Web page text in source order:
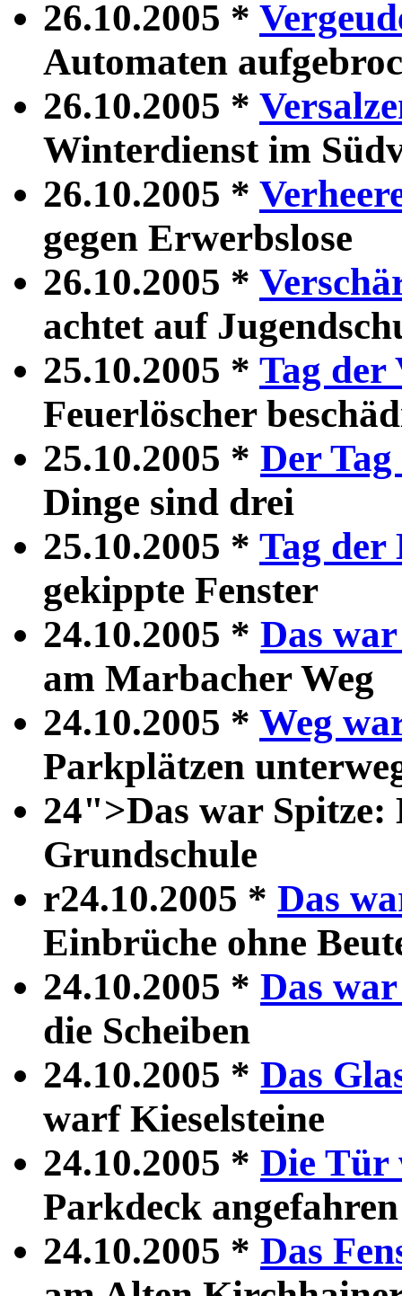
26.10.2005 *
Automaten
26.10.2005 *
Winterdienst im
26.10.2005 *
gegen Erwerbslose
26.10.2005 *
achtet auf
25.10.2005 * Tag der
Feuerlöscher
25.10.2005 * Der
Dinge sind drei
25.10.2005 * Tag der
gekippte Fenster
24.10.2005 * Das
am Marbacher Weg
24.10.2005 * Weg
Parkplätzen
24">Das war
Grundschule
r24.10.2005 * Das
Einbrüche ohne
24.10.2005 * Das
die Scheiben
24.10.2005 * Das
warf Kieselsteine
24.10.2005 * Die Tür
Parkdeck angefahren
24.10.2005 * Das